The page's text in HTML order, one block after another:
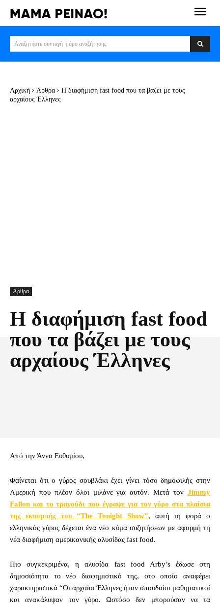
Αναζητήστε συνταγή ή όρο αναζήτησης
Αρχική Άρθρα
Η διαφήμιση fast food που τα βάζει με τους
αρχαίους Έλληνες
Άρθρα
Η διαφήμιση fast food
που τα βάζει με τους
αρχαίους Έλληνες
Από την Άννα Ευθυμίου,
Φαίνεται ότι ο γύρος σουβλάκι έχει γίνει τόσο δημοφιλής στην
Αμερική που πλέον όλοι μιλάνε για αυτόν. Μετά τον Jimmy
Fallon και το τραγούδι που έγραψε για τον γύρο στα πλαίσια
της εκπομπής του “The Tonight Show”, αυτή τη φορά ο
ελληνικός γύρος δέχεται ένα νέο κύμα συζητήσεων με αφορμή τη
νέα διαφήμιση αμερικανικής αλυσίδας fast food.
Πιο συγκεκριμένα, η αλυσίδα fast food Arby’s έδωσε στη
δημοσιότητα το νέο διαφημιστικό της, στο οποίο αναφέρει
χαρακτηριστικά “Οι αρχαίοι Έλληνες ήταν σπουδαίοι μαθηματικοί
και ανακάλυψαν τον γύρο. Ωστόσο δεν μπορούσαν να τα